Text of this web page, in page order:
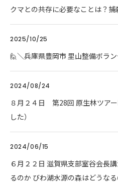
クマとの共存に必要なことは？
2025/10/25
🙋＼兵庫県豊岡市 里山整備ボラ
2024/08/24
８月２４日 第28回 原生林ツアー
した）
2024/06/15
６月２２日 滋賀県支部室谷会長
るのか びわ湖水源の森はどうなる